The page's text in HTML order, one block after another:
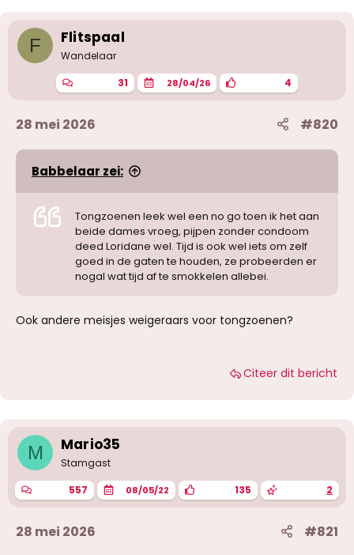
n
g
F Flitspaal
Wandelaar
31 28/04/26 4
28 mei 2026 #820
Babbelaar zei:
Tongzoenen leek wel een no go toen ik het aan
beide dames vroeg, pijpen zonder condoom
deed Loridane wel. Tijd is ook wel iets om zelf
goed in de gaten te houden, ze probeerden er
nogal wat tijd af te smokkelen allebei.
Ook andere meisjes weigeraars voor tongzoenen?
Citeer dit bericht
M Mario35
Stamgast
557 08/05/22 135 2
28 mei 2026 #821